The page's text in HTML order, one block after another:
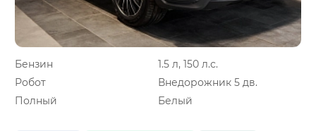
Бензин
1.5 л, 150 л.с.
Робот
Внедорожник 5 дв.
Полный
Белый